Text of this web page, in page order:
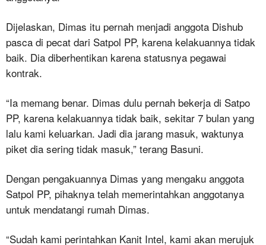
Dijelaskan, Dimas itu pernah menjadi anggota Dishub
pasca di pecat dari Satpol PP, karena kelakuannya tidak
baik. Dia diberhentikan karena statusnya pegawai
kontrak.
“Ia memang benar. Dimas dulu pernah bekerja di Satpo
PP, karena kelakuannya tidak baik, sekitar 7 bulan yang
lalu kami keluarkan. Jadi dia jarang masuk, waktunya
piket dia sering tidak masuk,” terang Basuni.
Dengan pengakuannya Dimas yang mengaku anggota
Satpol PP, pihaknya telah memerintahkan anggotanya
untuk mendatangi rumah Dimas.
“Sudah kami perintahkan Kanit Intel, kami akan merujuk